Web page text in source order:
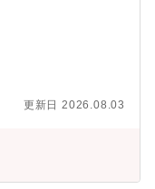
も進行中です。本ポ
スタイルを採用して
一連の工程に深く関
トナーへ委託してい
加工領域を中心に実
めていきます。【業
マシニングセンタ
づいた装置コンセプ
更新日 2026.08.03